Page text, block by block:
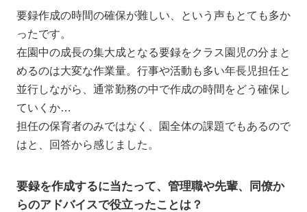
要録作成の時間の確保が難しい、という声もとても多か
ったです。
在園中の成長の集大成となる要録をクラス園児の分まと
めるのは大変な作業量。行事や活動も多い年長児担任と
並行しながら、通常勤務の中で作成の時間をどう確保し
ていくか…
担任の保育者のみではなく、園全体の課題でもあるので
はと、回答から感じました。
要録を作成するに当たって、管理職や先輩、同僚か
らのアドバイスで役立ったことは？